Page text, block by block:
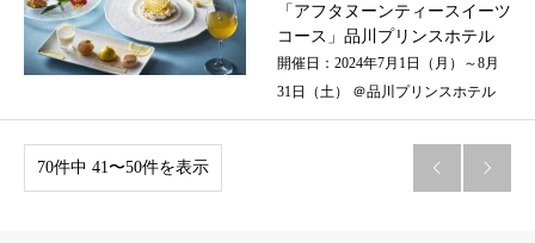
「アフタヌーンティースイーツ
コース」品川プリンスホテル
開催日：2024年7月1日（月）～8月
31日（土） ＠品川プリンスホテル
70件中 41〜50件を表示  